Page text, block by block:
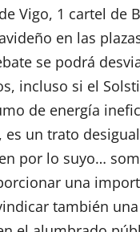
Vigo, 1 cartel de
en las
se podrá
incluso si el
de energía
es un trato
por lo suyo…
una
también